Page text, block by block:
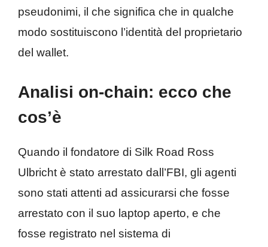
pseudonimi, il che significa che in qualche
modo sostituiscono l’identità del proprietario
del wallet.
Analisi on-chain: ecco che
cos’è
Quando il fondatore di Silk Road Ross
Ulbricht è stato arrestato dall’FBI, gli agenti
sono stati attenti ad assicurarsi che fosse
arrestato con il suo laptop aperto, e che
fosse registrato nel sistema di